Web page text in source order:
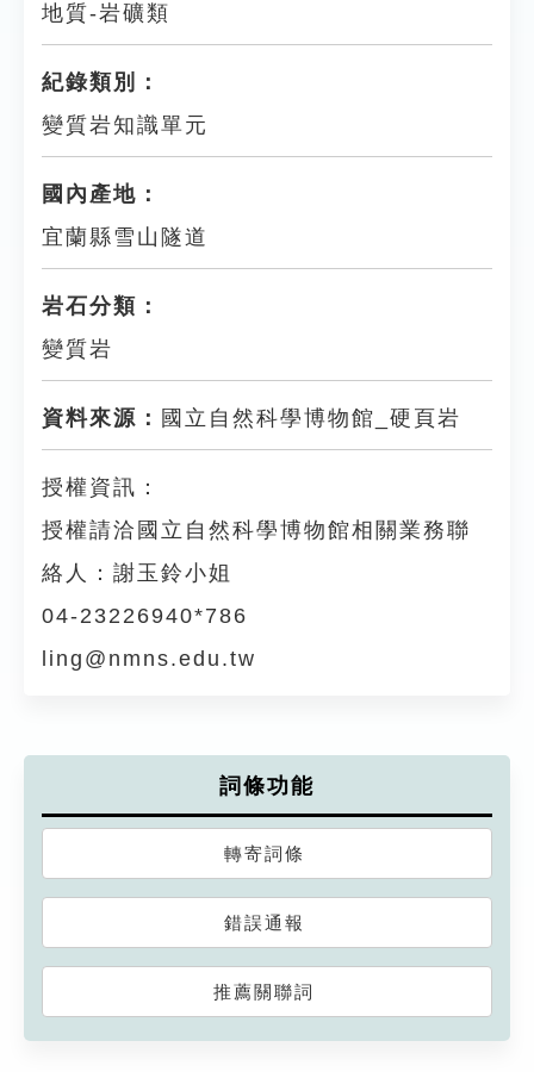
地質-岩礦類
紀錄類別：
變質岩知識單元
國內產地：
宜蘭縣雪山隧道
岩石分類：
變質岩
資料來源： 國立自然科學博物館_硬頁岩
授權資訊：
授權請洽國立自然科學博物館相關業務聯
絡人：謝玉鈴小姐
04-23226940*786
ling@nmns.edu.tw
詞條功能
轉寄詞條
錯誤通報
推薦關聯詞